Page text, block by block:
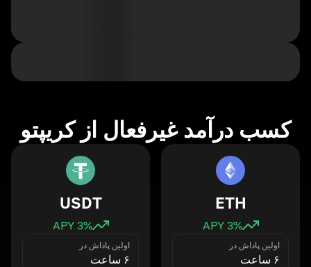
کسب درآمد غیرفعال از کریپتو
ETH
3% APY
اولین پاداش در
۶ ساعت
USDT
3% APY
اولین پاداش در
۶ ساعت